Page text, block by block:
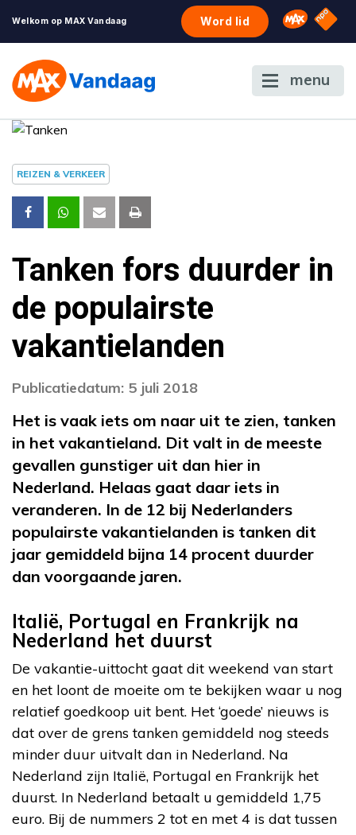
Welkom op MAX Vandaag Word lid Omroep
NPO
menu
REIZEN & VERKEER
Tanken fors duurder in
de populairste
vakantielanden
Publicatiedatum: 5 juli 2018
Het is vaak iets om naar uit te zien, tanken
in het vakantieland. Dit valt in de meeste
gevallen gunstiger uit dan hier in
Nederland. Helaas gaat daar iets in
veranderen. In de 12 bij Nederlanders
populairste vakantielanden is tanken dit
jaar gemiddeld bijna 14 procent duurder
dan voorgaande jaren.
Italië, Portugal en Frankrijk na
Nederland het duurst
De vakantie-uittocht gaat dit weekend van start
en het loont de moeite om te bekijken waar u nog
relatief goedkoop uit bent. Het ‘goede’ nieuws is
dat over de grens tanken gemiddeld nog steeds
minder duur uitvalt dan in Nederland. Na
Nederland zijn Italië, Portugal en Frankrijk het
duurst. In Nederland betaalt u gemiddeld 1,75
euro. Bij de nummers 2 tot en met 4 is dat tussen